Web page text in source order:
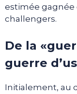
estimée gagnée
challengers.
De la
guerre
Initialement, au